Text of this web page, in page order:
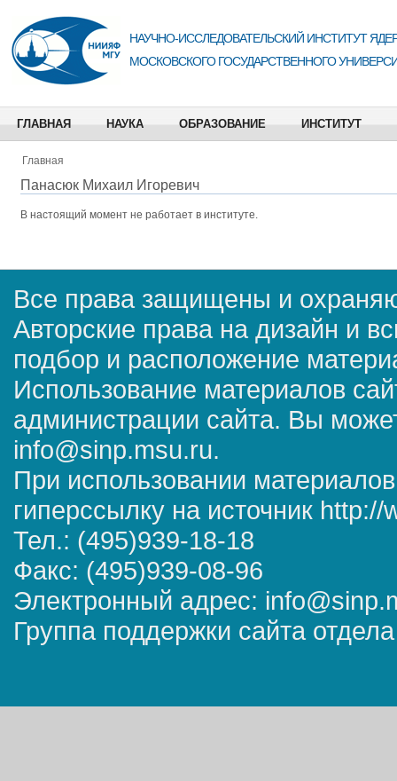
НАУЧНО-ИССЛЕДОВАТЕЛЬСКИЙ ИНСТИТУТ
МОСКОВСКОГО ГОСУДАРСТВЕННОГО
ГЛАВНАЯ НАУКА ОБРАЗОВАНИЕ ИНСТИТУТ
Главная
Панасюк Михаил Игоревич
В настоящий момент не работает в институте.
Все права защищены и
Авторские права на дизайн и
подбор и расположение
Использование материалов
администрации сайта. Вы
info@sinp.msu.ru.
При использовании
гиперссылку на источник
Тел.: (495)939-18-18
Факс: (495)939-08-96
Электронный адрес:
Группа поддержки сайта